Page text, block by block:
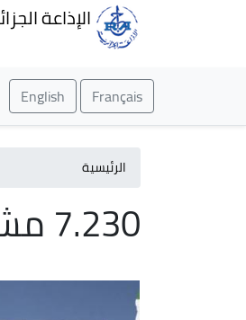
الإذاعة
Français
English
الرئيسية
7.230 مشروعا إستثماريا